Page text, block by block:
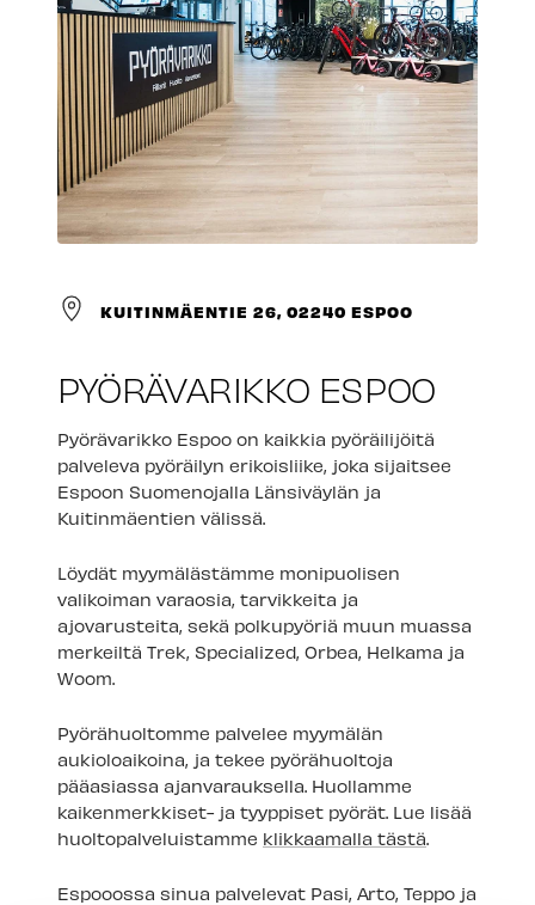
KUITINMÄENTIE 26, 02240 ESPOO
PYÖRÄVARIKKO ESPOO
Pyörävarikko Espoo on kaikkia pyöräilijöitä
palveleva pyöräilyn erikoisliike, joka sijaitsee
Espoon Suomenojalla Länsiväylän ja
Kuitinmäentien välissä.
Löydät myymälästämme monipuolisen
valikoiman varaosia, tarvikkeita ja
ajovarusteita, sekä polkupyöriä muun muassa
merkeiltä Trek, Specialized, Orbea, Helkama ja
Woom.
Pyörähuoltomme palvelee myymälän
aukioloaikoina, ja tekee pyörähuoltoja
pääasiassa ajanvarauksella. Huollamme
kaikenmerkkiset- ja tyyppiset pyörät. Lue lisää
huoltopalveluistamme klikkaamalla tästä.
Espooossa sinua palvelevat Pasi, Arto, Teppo ja